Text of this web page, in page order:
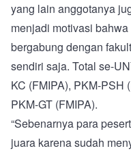
yang lain anggotanya
menjadi motivasi
bergabung dengan
sendiri saja. Total se-
KC (FMIPA), PKM-PSH
PKM-GT (FMIPA).
“Sebenarnya para
juara karena sudah